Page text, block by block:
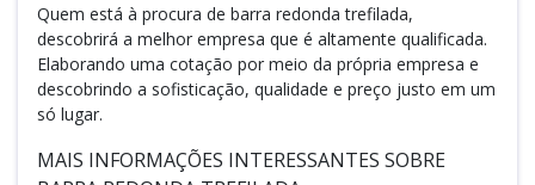
Quem está à procura de barra redonda trefilada,
descobrirá a melhor empresa que é altamente qualificada.
Elaborando uma cotação por meio da própria empresa e
descobrindo a sofisticação, qualidade e preço justo em um
só lugar.
MAIS INFORMAÇÕES INTERESSANTES SOBRE